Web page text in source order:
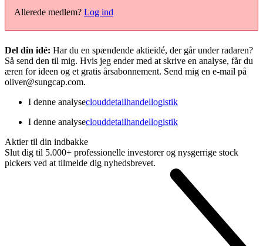
Allerede medlem? Log ind
Del din idé: Har du en spændende aktieidé, der går under radaren?
Så send den til mig. Hvis jeg ender med at skrive en analyse, får du
æren for ideen og et gratis årsabonnement. Send mig en e-mail på
oliver@sungcap.com.
I denne analyseclouddetailhandellogistik
I denne analyseclouddetailhandellogistik
Aktier til din indbakke
Slut dig til 5.000+ professionelle investorer og nysgerrige stock
pickers ved at tilmelde dig nyhedsbrevet.